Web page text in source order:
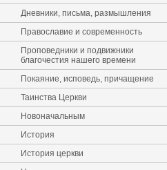
Дневники, письма, размышления
Православие и современность
Проповедники и подвижники
благочестия нашего времени
Покаяние, исповедь, причащение
Таинства Церкви
Новоначальным
История
История церкви